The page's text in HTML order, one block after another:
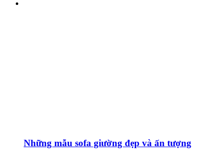
Những mẫu sofa giường đẹp và ấn tượng